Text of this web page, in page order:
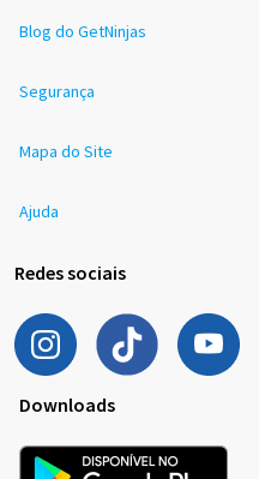
Blog do GetNinjas
Segurança
Mapa do Site
Ajuda
Redes sociais
Downloads